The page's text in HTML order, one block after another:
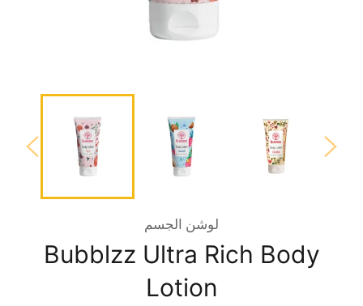
لوشن الجسم
Bubblzz Ultra Rich Body
Lotion